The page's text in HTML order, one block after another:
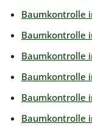
Baumkontrolle
Baumkontrolle
Baumkontrolle
Baumkontrolle
Baumkontrolle
Baumkontrolle